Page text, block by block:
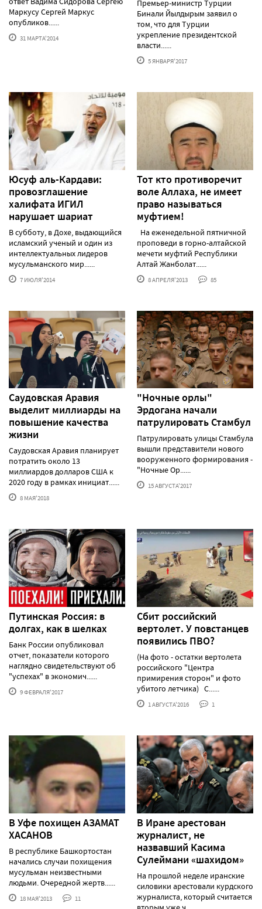
Маркусу Сергей Маркус
опубликов......
31 МАРТА'2014
Премьер-министр Турции
Бинали Йылдырым заявил о
том, что для Турции
укрепление президентской
власти......
5 ЯНВАРЯ'2017
Юсуф аль-Кардави:
провозглашение
халифата ИГИЛ
нарушает шариат
В субботу, в Дохе, выдающийся
исламский ученый и один из
интеллектуальных лидеров
мусульманского мир......
7 ИЮЛЯ'2014
Тот кто противоречит
воле Аллаха, не имеет
право называться
муфтием!
На еженедельной пятничной
проповеди в горно-алтайской
мечети муфтий Республики
Алтай Жанболат......
8 АПРЕЛЯ'2013 85
Саудовская Аравия
выделит миллиарды на
повышение качества
жизни
Саудовская Аравия планирует
потратить около 13
миллиардов долларов США к
2020 году в рамках инициат......
8 МАЯ'2018
"Ночные орлы"
Эрдогана начали
патрулировать Стамбул
Патрулировать улицы Стамбула
вышли представители нового
вооруженного формирования -
"Ночные Ор......
15 АВГУСТА'2017
Путинская Россия: в
долгах, как в шелках
Банк России опубликовал
отчет, показатели которого
наглядно свидетельствуют об
"успехах" в экономич......
9 ФЕВРАЛЯ'2017
Сбит российский
вертолет. У повстанцев
появились ПВО?
(На фото - остатки вертолета
российского "Центра
примирения сторон" и фото
убитого летчика) С......
1 АВГУСТА'2016 1
В Уфе похищен АЗАМАТ
ХАСАНОВ
В республике Башкортостан
начались случаи похищения
мусульман неизвестными
людьми. Очередной жертв......
18 МАЯ'2013 11
В Иране арестован
журналист, не
назвавший Касима
Сулеймани «шахидом»
На прошлой неделе иранские
силовики арестовали курдского
журналиста, который считается